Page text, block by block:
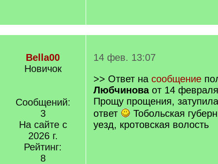
Bella00
Новичок
Сообщений:
3
На сайте с
2026 г.
Рейтинг:
8
14 фев. 13:07
>> Ответ на сообщение
Любчиноваот 14
Прощу прощения,
ответ
Тобольская
уезд, кротовская волость